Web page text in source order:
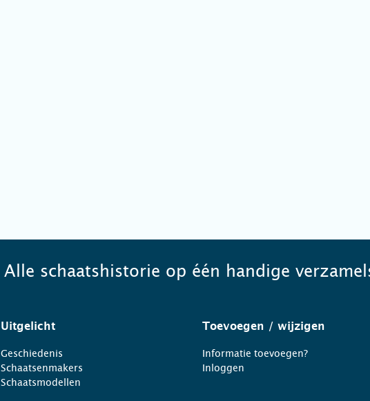
Alle schaatshistorie op één handige
Uitgelicht
Geschiedenis
Schaatsenmakers
Schaatsmodellen
Toevoegen / wijzigen
Informatie toevoegen?
Inloggen